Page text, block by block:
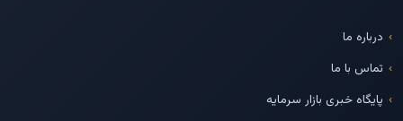
درباره ما
تماس با ما
پایگاه خبری بازار سرمایه